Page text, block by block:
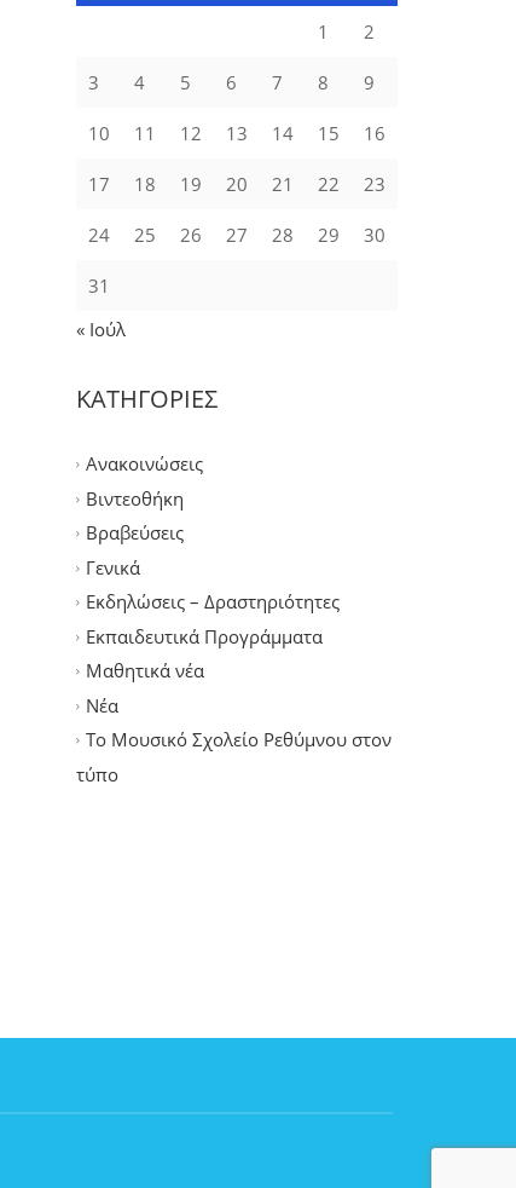
1 2
3 4 5 6 7 8 9
10 11 12 13 14 15 16
17 18 19 20 21 22 23
24 25 26 27 28 29 30
31
« Ιούλ
ΚΑΤΗΓΟΡΙΕΣ
Ανακοινώσεις
Βιντεοθήκη
Βραβεύσεις
Γενικά
Εκδηλώσεις – Δραστηριότητες
Εκπαιδευτικά Προγράμματα
Μαθητικά νέα
Νέα
Το Μουσικό Σχολείο Ρεθύμνου στον
τύπο